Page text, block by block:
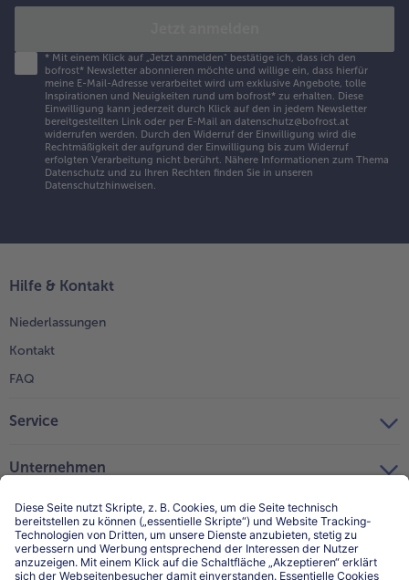
* Mit einem Klick auf „Jetzt anmelden" bestätige ich, dass ich den
bofrost* Newsletter abonnieren möchte und willige ein, dass hierfür
meine E-Mail-Adresse verarbeitet wird um exklusive Angebote, tolle
Inspirationen und Neuigkeiten rund um bofrost* zu erhalten. Diese
Einwilligung kann jederzeit durch Klick auf den in jedem Newsletter
bereitgestellten Link oder per E-Mail an datenschutz@bofrost.at
widerrufen werden. Durch den Widerruf der Einwilligung wird die
Rechtmäßigkeit der aufgrund der Einwilligung bis zum Widerruf
erfolgten Verarbeitung nicht berührt. Nähere Informationen zum Thema
Datenschutz und zu Ihren Rechten finden Sie in unseren
Datenschutzhinweisen.
Hilfe & Kontakt
Niederlassungen
Kontakt
FAQ
Service
Unternehmen
Über uns